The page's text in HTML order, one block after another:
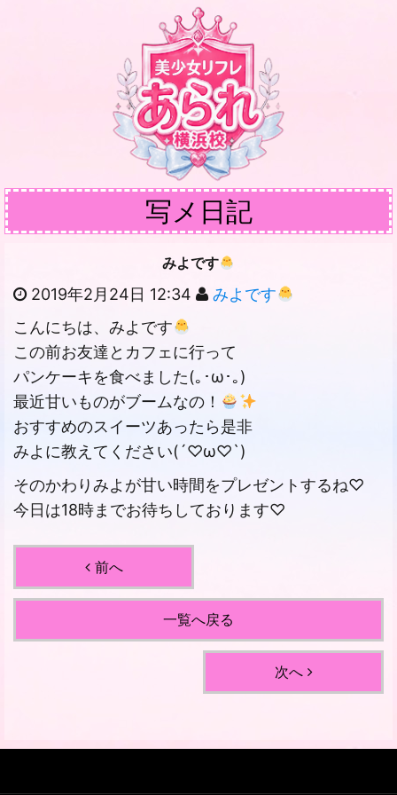
写メ日記
みよです
2019年2月24日 12:34
みよです
こんにちは、みよです
この前お友達とカフェに行って
パンケーキを食べました(｡･ω･｡)
最近甘いものがブームなの！
おすすめのスイーツあったら是非
みよに教えてください(´♡ω♡`)
そのかわりみよが甘い時間をプレゼントするね♡
今日は18時までお待ちしております♡
前へ
一覧へ戻る
次へ